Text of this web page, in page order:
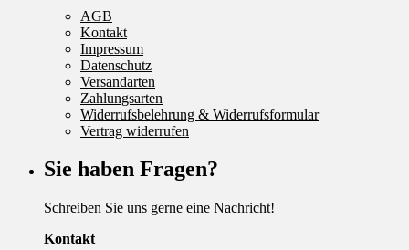
AGB
Kontakt
Impressum
Datenschutz
Versandarten
Zahlungsarten
Widerrufsbelehrung & Widerrufsformular
Vertrag widerrufen
Sie haben Fragen?
Schreiben Sie uns gerne eine Nachricht!
Kontakt